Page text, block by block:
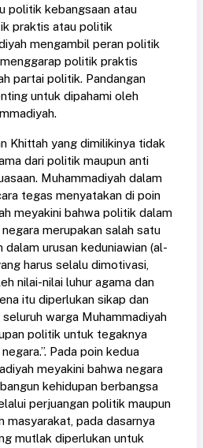
politik kebangsaan atau
praktis atau politik
mengambil peran politik
politik praktis
partai politik. Pandangan
untuk dipahami oleh
Khittah yang dimilikinya tidak
dari politik maupun anti
Muhammadiyah dalam
tegas menyatakan di poin
meyakini bahwa politik dalam
merupakan salah satu
urusan keduniawian (al-
harus selalu dimotivasi,
nilai-nilai luhur agama dan
itu diperlukan sikap dan
warga Muhammadiyah
politik untuk tegaknya
Pada poin kedua
meyakini bahwa negara
kehidupan berbangsa
perjuangan politik maupun
masyarakat, pada dasarnya
mutlak diperlukan untuk